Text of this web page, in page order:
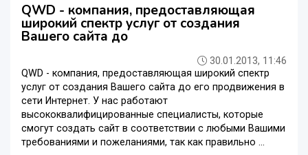
QWD - компания, предоставляющая
широкий спектр услуг от создания
Вашего сайта до
30.01.2013, 11:46
QWD - компания, предоставляющая широкий спектр
услуг от создания Вашего сайта до его продвижения в
сети Интернет. У нас работают
высококвалифицированные специалисты, которые
смогут создать сайт в соответствии с любыми Вашими
требованиями и пожеланиями, так как правильно ...